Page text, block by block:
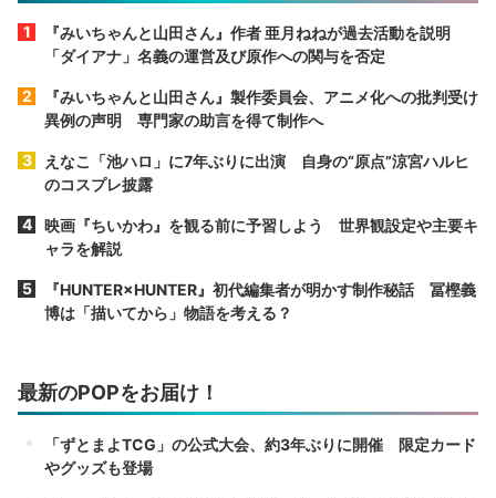
『みいちゃんと山田さん』作者 亜月ねねが過去活動を説明
「ダイアナ」名義の運営及び原作への関与を否定
『みいちゃんと山田さん』製作委員会、アニメ化への批判受け
異例の声明 専門家の助言を得て制作へ
えなこ「池ハロ」に7年ぶりに出演 自身の“原点”涼宮ハルヒ
のコスプレ披露
映画『ちいかわ』を観る前に予習しよう 世界観設定や主要キ
ャラを解説
『HUNTER×HUNTER』初代編集者が明かす制作秘話 冨樫義
博は「描いてから」物語を考える？
最新のPOPをお届け！
「ずとまよTCG」の公式大会、約3年ぶりに開催 限定カード
やグッズも登場